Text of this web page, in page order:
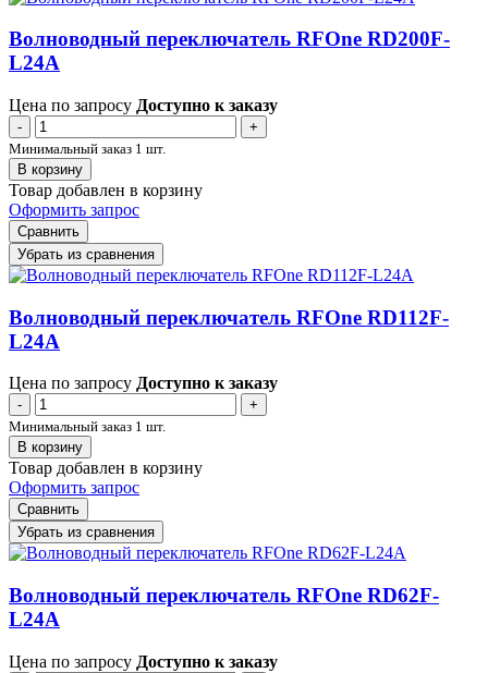
Волноводный переключатель RFOne RD200F-
L24A
Цена по запросу Доступно к заказу
-
+
Минимальный заказ 1 шт.
В корзину
Товар добавлен в корзину
Оформить запрос
Сравнить
Убрать из сравнения
Волноводный переключатель RFOne RD112F-
L24A
Цена по запросу Доступно к заказу
-
+
Минимальный заказ 1 шт.
В корзину
Товар добавлен в корзину
Оформить запрос
Сравнить
Убрать из сравнения
Волноводный переключатель RFOne RD62F-
L24A
Цена по запросу Доступно к заказу